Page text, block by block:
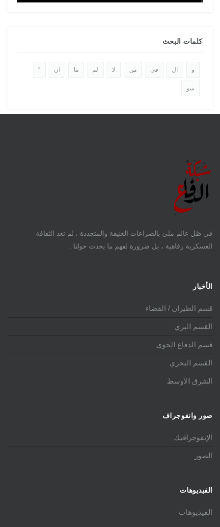
كلمات البحث
و ال في من لا لم ما ان "
سو
فى ظل عالم ملئ بالصراعات العنيفة والمتجددة ، لم تعد الثقافة
العسكرية رفاهية ، بل ضرورة لفهم ما يحدث حولنا .
الأخبار
قسم الطيران / الفضاء
القسم البري
قسم الدفاع الجوي
القسم البحري
الشرق الأوسط
صور وانفوجراف
الإنفوجرافيك
الصور
الفيديوهات
الفيديوهات